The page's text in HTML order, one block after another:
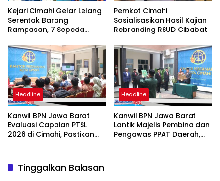
Kejari Cimahi Gelar Lelang
Serentak Barang
Rampasan, 7 Sepeda
Siap Diburu Masyarakat
Pemkot Cimahi
Sosialisasikan Hasil Kajian
Rebranding RSUD Cibabat
Headline
Kanwil BPN Jawa Barat
Evaluasi Capaian PTSL
2026 di Cimahi, Pastikan
Headline
Kanwil BPN Jawa Barat
Lantik Majelis Pembina dan
Pengawas PPAT Daerah,
Tinggalkan Balasan